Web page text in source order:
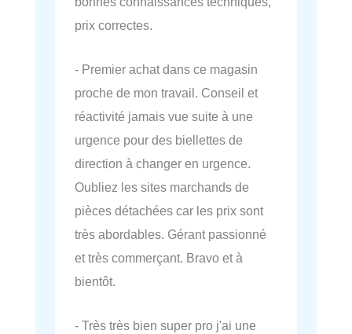
prix correctes.
- Premier achat dans ce magasin
proche de mon travail. Conseil et
réactivité jamais vue suite à une
urgence pour des biellettes de
direction à changer en urgence.
Oubliez les sites marchands de
pièces détachées car les prix sont
très abordables. Gérant passionné
et très commerçant. Bravo et à
bientôt.
- Très très bien super pro j'ai une